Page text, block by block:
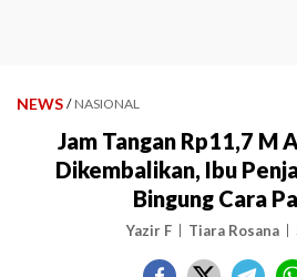
NEWS / NASIONAL
Jam Tangan Rp11,7 M
Dikembalikan, Ibu
Bingung Cara
Yazir F Tiara Rosana